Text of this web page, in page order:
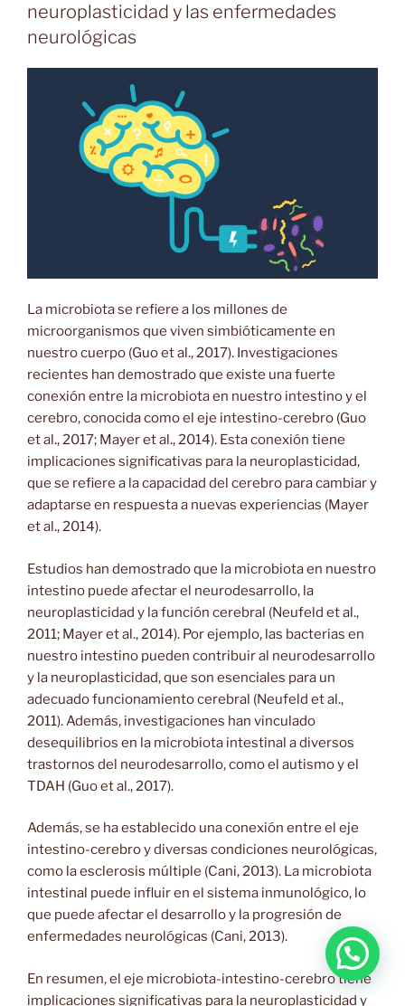
neuroplasticidad y las enfermedades
neurológicas
La microbiota se refiere a los millones de
microorganismos que viven simbióticamente en
nuestro cuerpo (Guo et al., 2017). Investigaciones
recientes han demostrado que existe una fuerte
conexión entre la microbiota en nuestro intestino y el
cerebro, conocida como el eje intestino-cerebro (Guo
et al., 2017; Mayer et al., 2014). Esta conexión tiene
implicaciones significativas para la neuroplasticidad,
que se refiere a la capacidad del cerebro para cambiar y
adaptarse en respuesta a nuevas experiencias (Mayer
et al., 2014).
Estudios han demostrado que la microbiota en nuestro
intestino puede afectar el neurodesarrollo, la
neuroplasticidad y la función cerebral (Neufeld et al.,
2011; Mayer et al., 2014). Por ejemplo, las bacterias en
nuestro intestino pueden contribuir al neurodesarrollo
y la neuroplasticidad, que son esenciales para un
adecuado funcionamiento cerebral (Neufeld et al.,
2011). Además, investigaciones han vinculado
desequilibrios en la microbiota intestinal a diversos
trastornos del neurodesarrollo, como el autismo y el
TDAH (Guo et al., 2017).
Además, se ha establecido una conexión entre el eje
intestino-cerebro y diversas condiciones neurológicas,
como la esclerosis múltiple (Cani, 2013). La microbiota
intestinal puede influir en el sistema inmunológico, lo
que puede afectar el desarrollo y la progresión de
enfermedades neurológicas (Cani, 2013).
En resumen, el eje microbiota-intestino-cerebro tiene
implicaciones significativas para la neuroplasticidad y